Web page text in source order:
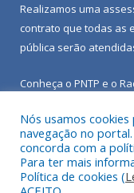
Realizamos uma
contrato que todas as
pública serão
Conheça o PNTP e o
Todos os direitos
Nós usamos
navegação no
concorda com a
Para ter mais
Política de cookies (